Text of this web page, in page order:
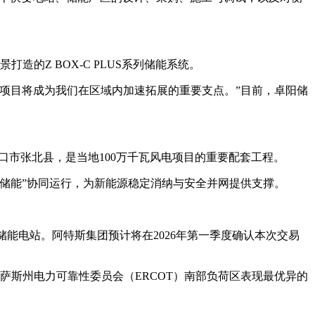
造的Z BOX-C PLUS系列储能系统。
目将成为我们在区域内加速拓展的重要支点。”目前，卓阳储
张北县，是当地100万千瓦风电项目的重要配套工程。
能”协同运行，为新能源稳定消纳与安全并网提供支撑。
能电站。阿特斯集团预计将在2026年第一季度确认本次交易
斯州电力可靠性委员会（ERCOT）南部负荷区表现最优异的